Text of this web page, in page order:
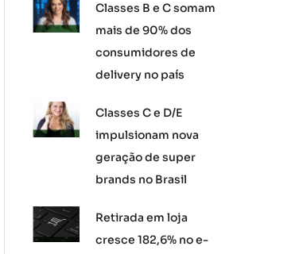
Classes B e C somam
mais de 90% dos
consumidores de
delivery no país
Classes C e D/E
impulsionam nova
geração de super
brands no Brasil
Retirada em loja
cresce 182,6% no e-